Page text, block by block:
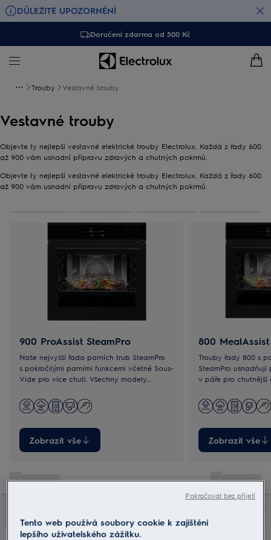
DŮLEŽITÉ UPOZORNĚNÍ
Doručení zdarma od 500 Kč
Trouby Vestavné trouby
Vestavné trouby
Objevte ty nejlepší vestavné elektrické trouby Electrolux. Každá z řady 600
až 900 vám usnadní přípravu zdravých a chutných pokrmů.
Objevte ty nejlepší vestavné elektrické trouby Electrolux. Každá z řady 600
až 900 vám usnadní přípravu zdravých a chutných pokrmů.
900 ProAssist SteamPro
Naše nejvyšší řada parních trub SteamPro
s pokročilými parními funkcemi včetně Sous-
Vide pro více chuti. Všechny modely
programům.
Zobrazit vše
800
Trouby řady 800 s
SteamPro
v páře pro chutnější a zdravější pokrmy. S
výraznějších chutí.
Zobrazit vše
Tento web používá soubory cookie k zajištění
lepšího uživatelského zážitku.
Pokračovat bez přijetí